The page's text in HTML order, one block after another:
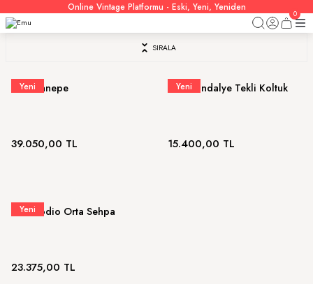
Online Vintage Platformu - Eski, Yeni, Yeniden
0
SIRALA
Yeni
Emu Kanepe
39.050,00 TL
Yeni
Emu Sandalye Tekli Koltuk
15.400,00 TL
Yeni
Emu Podio Orta Sehpa
23.375,00 TL